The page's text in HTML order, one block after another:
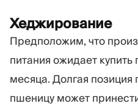
Хеджирование
Предположим, что
питания ожидает
месяца. Долгая
пшеницу может